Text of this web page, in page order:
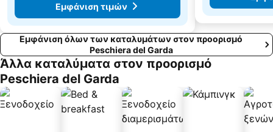
Εμφάνιση τιμών
Εμφάνιση όλων των καταλυμάτων στον προορισμό
Peschiera del Garda
Άλλα καταλύματα στον προορισμό
Peschiera del Garda